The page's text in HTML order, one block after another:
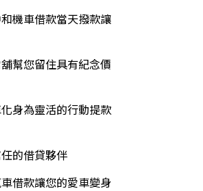
機車借款當天撥款讓
幫您留住具有紀念價
身為靈活的行動提款
的借貸夥伴
借款讓您的愛車變身